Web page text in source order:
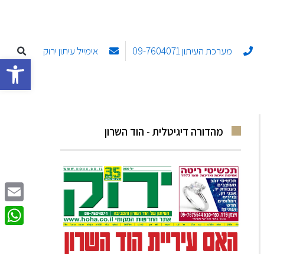
פתח מערכת העיתון 09-7604071 אימייל עיתון ירוק
מהדורה דיגיטלית - הוד השרון